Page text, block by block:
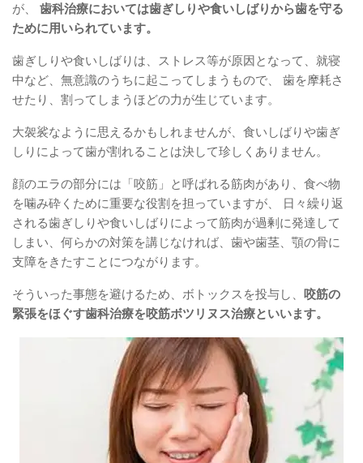
が、 歯科治療においては歯ぎしりや食いしばりから歯を守る
ために用いられています。
歯ぎしりや食いしばりは、ストレス等が原因となって、就寝
中など、無意識のうちに起こってしまうもので、 歯を摩耗さ
せたり、割ってしまうほどの力が生じています。
大袈裟なように思えるかもしれませんが、食いしばりや歯ぎ
しりによって歯が割れることは決して珍しくありません。
顔のエラの部分には「咬筋」と呼ばれる筋肉があり、食べ物
を噛み砕くために重要な役割を担っていますが、 日々繰り返
される歯ぎしりや食いしばりによって筋肉が過剰に発達して
しまい、何らかの対策を講じなければ、歯や歯茎、顎の骨に
支障をきたすことにつながります。
そういった事態を避けるため、ボトックスを投与し、
咬筋の
緊張をほぐす歯科治療を咬筋ボツリヌス治療といいます。